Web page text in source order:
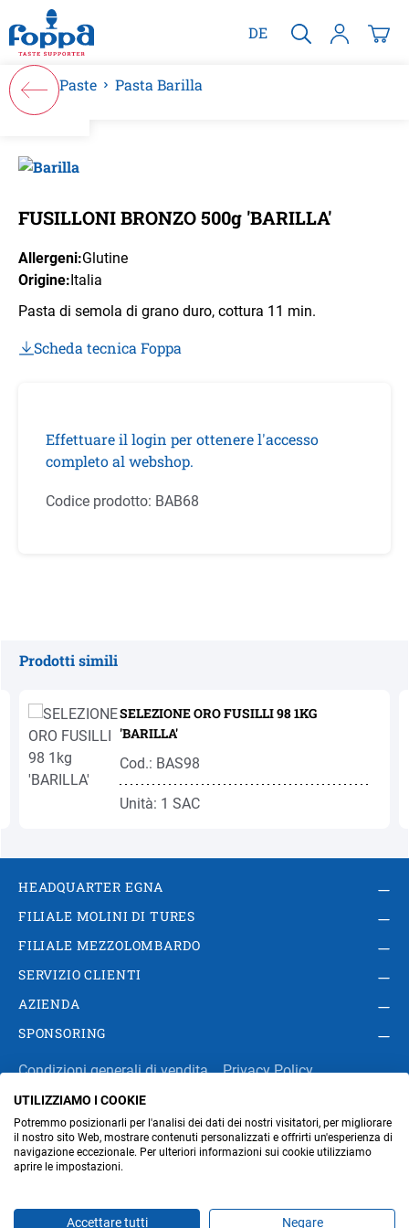
principale
DE
Paste Pasta Barilla
FUSILLONI BRONZO 500g 'BARILLA'
Allergeni:Glutine
Origine:Italia
Pasta di semola di grano duro, cottura 11 min.
Scheda tecnica Foppa
Effettuare il login per ottenere l'accesso
completo al webshop.
Codice prodotto: BAB68
Prodotti simili
SELEZIONE ORO FUSILLI 98 1KG
'BARILLA'
Cod.: BAS98
Unità: 1 SAC
HEADQUARTER EGNA
FILIALE MOLINI DI TURES
FILIALE MEZZOLOMBARDO
SERVIZIO CLIENTI
AZIENDA
SPONSORING
Condizioni generali di vendita
Privacy Policy
Impressum
Modifica impostazioni dei cookie
Amministrazione
UTILIZZIAMO I COOKIE
Potremmo posizionarli per l'analisi dei dati dei nostri visitatori, per migliorare
il nostro sito Web, mostrare contenuti personalizzati e offrirti un'esperienza di
navigazione eccezionale. Per ulteriori informazioni sui cookie utilizziamo
aprire le impostazioni.
Accettare tutti Negare